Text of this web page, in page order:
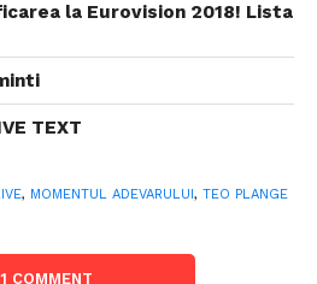
la Eurovision 2018! Lista
TEXT
, MOMENTUL ADEVARULUI, TEO PLANGE
1 COMMENT